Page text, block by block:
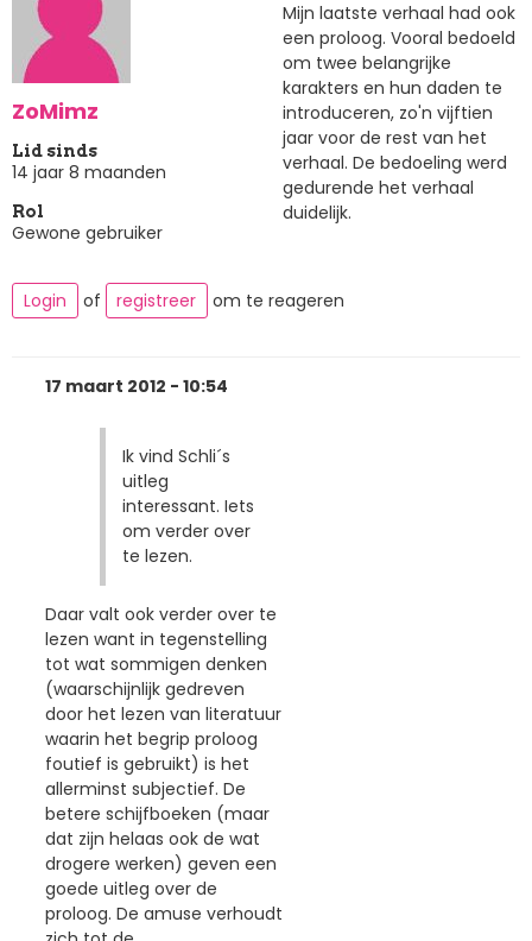
ZoMimz
Lid sinds
14 jaar 8 maanden
Rol
Gewone gebruiker
Mijn laatste verhaal had ook
een proloog. Vooral bedoeld
om twee belangrijke
karakters en hun daden te
introduceren, zo'n vijftien
jaar voor de rest van het
verhaal. De bedoeling werd
gedurende het verhaal
duidelijk.
Login of registreer om te reageren
17 maart 2012 - 10:54
Ik vind Schli´s
uitleg
interessant. Iets
om verder over
te lezen.
Daar valt ook verder over te
lezen want in tegenstelling
tot wat sommigen denken
(waarschijnlijk gedreven
door het lezen van literatuur
waarin het begrip proloog
foutief is gebruikt) is het
allerminst subjectief. De
betere schijfboeken (maar
dat zijn helaas ook de wat
drogere werken) geven een
goede uitleg over de
proloog. De amuse verhoudt